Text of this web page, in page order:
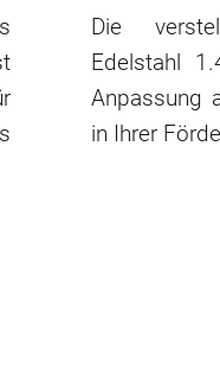
Die
Edelstahl
Anpassung
in Ihrer